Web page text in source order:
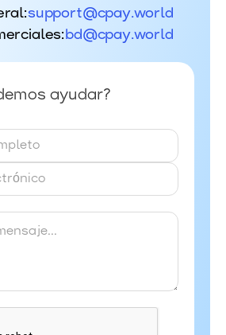
support@cpay.world
bd@cpay.world
ayudar?